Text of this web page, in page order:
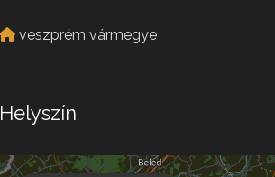
veszprém vármegye
Helyszín